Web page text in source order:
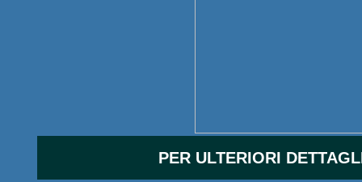
PER ULTERIORI